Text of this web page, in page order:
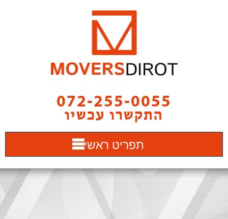
072-255-0055
התקשרו עכשיו
תפריט ראשי